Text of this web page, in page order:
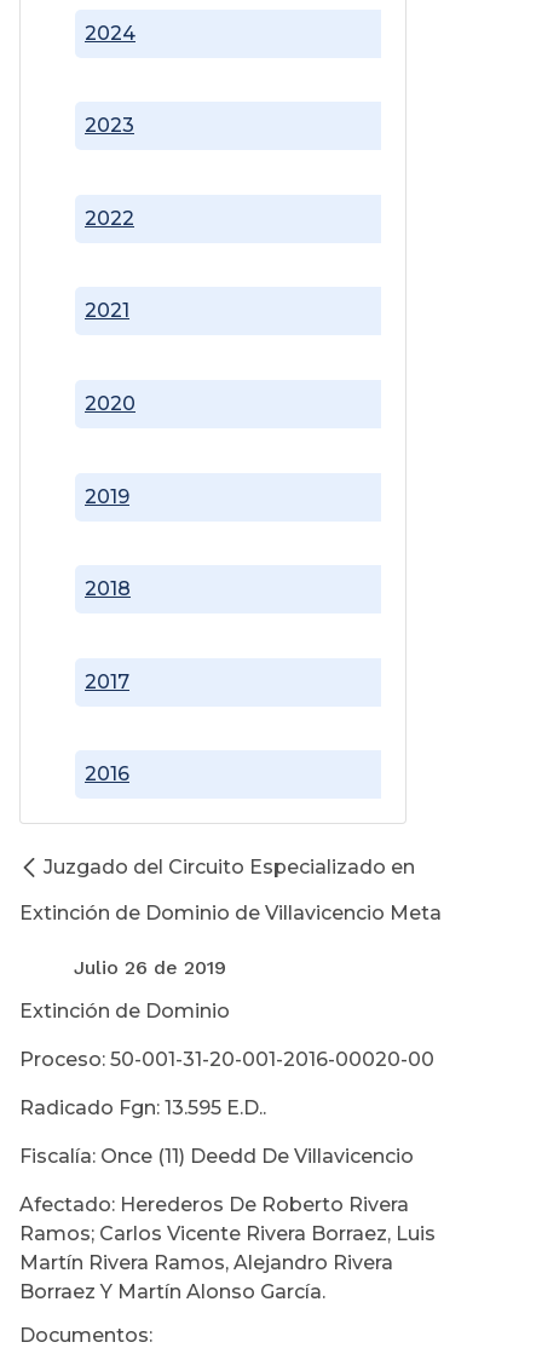
2016
2017
2018
2019
2020
2021
2022
2023
2024
Juzgado del Circuito Especializado en
Extinción de Dominio de Villavicencio Meta
Julio 26 de 2019
Extinción de Dominio
Proceso: 50-001-31-20-001-2016-00020-00
Radicado Fgn: 13.595 E.D..
Fiscalía: Once (11) Deedd De Villavicencio
Afectado: Herederos De Roberto Rivera
Ramos; Carlos Vicente Rivera Borraez, Luis
Martín Rivera Ramos, Alejandro Rivera
Borraez Y Martín Alonso García.
Documentos: